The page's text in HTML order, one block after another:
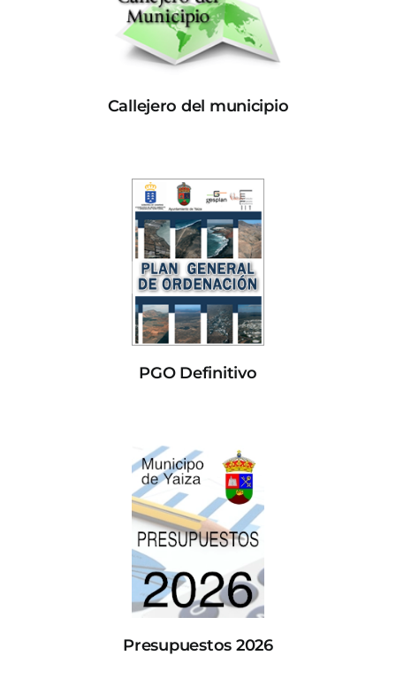
Callejero del municipio
PGO Definitivo
Presupuestos 2026